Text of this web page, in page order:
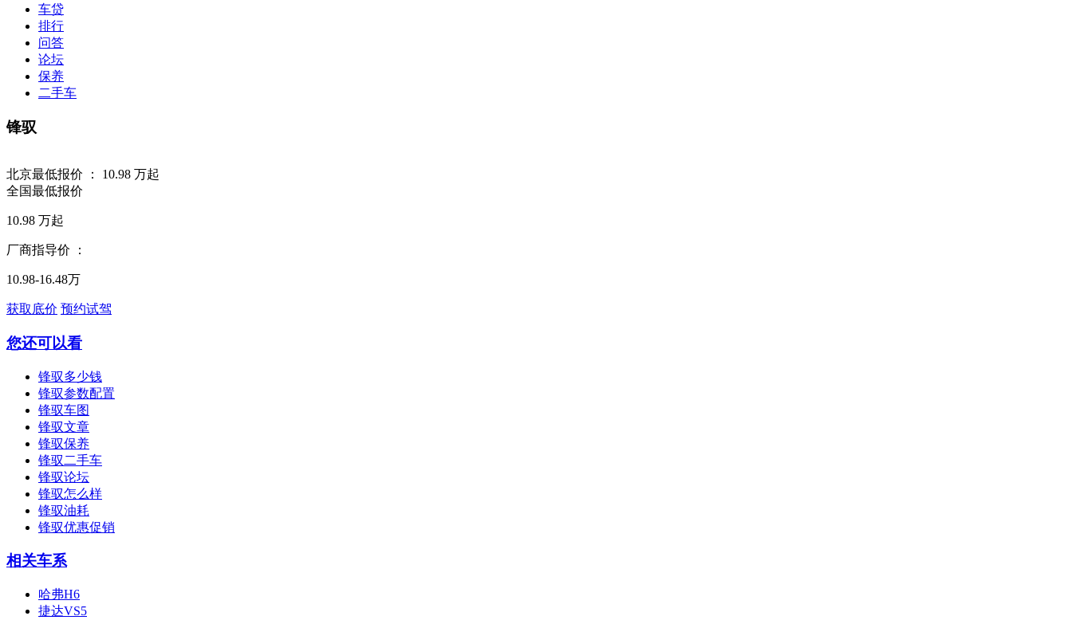
车贷
排行
问答
论坛
保养
二手车
锋驭
北京最低报价 ： 10.98 万起
全国最低报价
10.98 万起
厂商指导价 ：
10.98-16.48万
获取底价 预约试驾
您还可以看
锋驭多少钱
锋驭参数配置
锋驭车图
锋驭文章
锋驭保养
锋驭二手车
锋驭论坛
锋驭怎么样
锋驭油耗
锋驭优惠促销
相关车系
哈弗H6
捷达VS5